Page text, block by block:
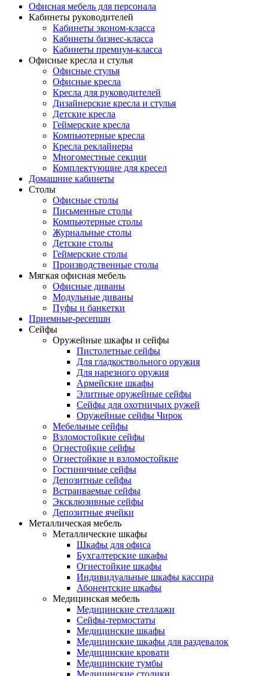
Офисная мебель для персонала
Кабинеты руководителей
Кабинеты эконом-класса
Кабинеты бизнес-класса
Кабинеты премиум-класса
Офисные кресла и стулья
Офисные стулья
Офисные кресла
Кресла для руководителей
Дизайнерские кресла и стулья
Детские кресла
Геймерские кресла
Компьютерные кресла
Кресла реклайнеры
Многоместные секции
Комплектующие для кресел
Домашние кабинеты
Столы
Офисные столы
Письменные столы
Компьютерные столы
Журнальные столы
Детские столы
Геймерские столы
Производственные столы
Мягкая офисная мебель
Офисные диваны
Модульные диваны
Пуфы и банкетки
Приемные-ресепшн
Сейфы
Оружейные шкафы и сейфы
Пистолетные сейфы
Для гладкоствольного оружия
Для нарезного оружия
Армейские шкафы
Элитные оружейные сейфы
Сейфы для охотничьих ружей
Оружейные сейфы Чирок
Мебельные сейфы
Взломостойкие сейфы
Огнестойкие сейфы
Огнестойкие и взломостойкие
Гостиничные сейфы
Депозитные сейфы
Встраиваемые сейфы
Эксклюзивные сейфы
Депозитные ячейки
Металлическая мебель
Металлические шкафы
Шкафы для офиса
Бухгалтерские шкафы
Огнестойкие шкафы
Индивидуальные шкафы кассира
Абонентские шкафы
Медицинская мебель
Медицинские стеллажи
Сейфы-термостаты
Медицинские шкафы
Медицинские шкафы для раздевалок
Медицинские кровати
Медицинские тумбы
Медицинские столики